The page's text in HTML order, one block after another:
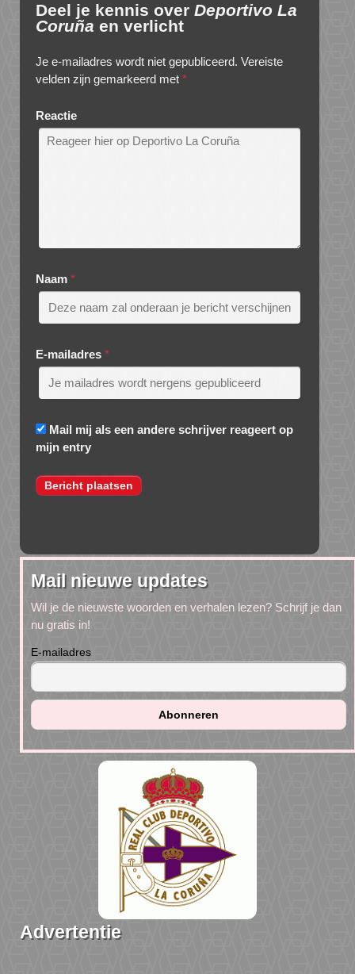
Deel je kennis over Deportivo La
Coruña en verlicht
Je e-mailadres wordt niet gepubliceerd. Vereiste
velden zijn gemarkeerd met *
Reactie
Naam *
E-mailadres *
Mail mij als een andere schrijver reageert op
mijn entry
Mail nieuwe updates
Wil je de nieuwste woorden en verhalen lezen? Schrijf je dan
nu gratis in!
E-mailadres
Advertentie